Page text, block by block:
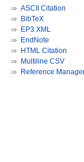
ASCII Citation
BibTeX
EP3 XML
EndNote
HTML Citation
Multiline CSV
Reference